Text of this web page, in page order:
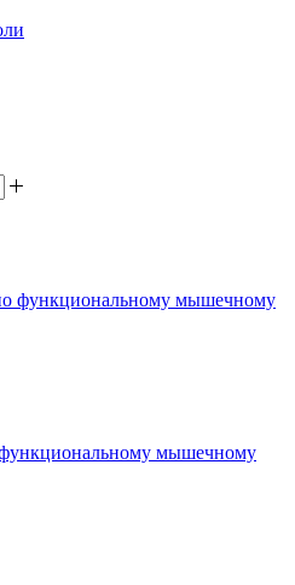
функциональному мышечному